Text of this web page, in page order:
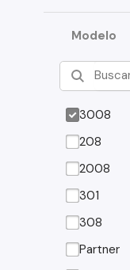
Modelo
3008
208
2008
301
308
Partner